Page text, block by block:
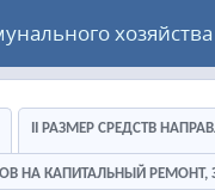
II РАЗМЕР СРЕДСТВ
НА КАПИТАЛЬНЫЙ